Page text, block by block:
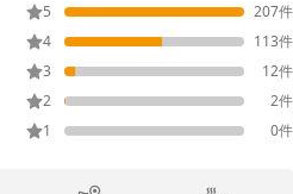
5 207件
4
113件
3
12件
2
2件
1
0件